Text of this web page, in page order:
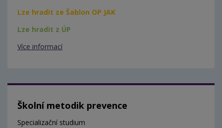
Lze hradit ze Šablon OP JAK
Lze hradit z ÚP
Více informací
Školní metodik prevence
Specializační studium